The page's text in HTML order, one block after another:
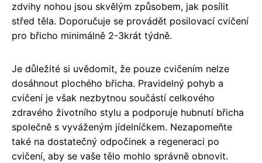
zdvihy nohou jsou skvělým způsobem, jak posílit
střed těla. Doporučuje se provádět posilovací cvičení
pro břicho minimálně 2-3krát týdně.
Je důležité si uvědomit, že pouze cvičením nelze
dosáhnout plochého břicha. Pravidelný pohyb a
cvičení je však nezbytnou součástí celkového
zdravého životního stylu a podporuje hubnutí břicha
společně s vyváženým jídelníčkem. Nezapomeňte
také na dostatečný odpočinek a regeneraci po
cvičení, aby se vaše tělo mohlo správně obnovit.